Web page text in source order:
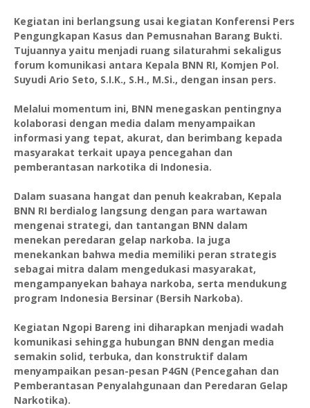
Kegiatan ini berlangsung usai kegiatan Konferensi Pers
Pengungkapan Kasus dan Pemusnahan Barang Bukti.
Tujuannya yaitu menjadi ruang silaturahmi sekaligus
forum komunikasi antara Kepala BNN RI, Komjen Pol.
Suyudi Ario Seto, S.I.K., S.H., M.Si., dengan insan pers.
Melalui momentum ini, BNN menegaskan pentingnya
kolaborasi dengan media dalam menyampaikan
informasi yang tepat, akurat, dan berimbang kepada
masyarakat terkait upaya pencegahan dan
pemberantasan narkotika di Indonesia.
Dalam suasana hangat dan penuh keakraban, Kepala
BNN RI berdialog langsung dengan para wartawan
mengenai strategi, dan tantangan BNN dalam
menekan peredaran gelap narkoba. Ia juga
menekankan bahwa media memiliki peran strategis
sebagai mitra dalam mengedukasi masyarakat,
mengampanyekan bahaya narkoba, serta mendukung
program Indonesia Bersinar (Bersih Narkoba).
Kegiatan Ngopi Bareng ini diharapkan menjadi wadah
komunikasi sehingga hubungan BNN dengan media
semakin solid, terbuka, dan konstruktif dalam
menyampaikan pesan-pesan P4GN (Pencegahan dan
Pemberantasan Penyalahgunaan dan Peredaran Gelap
Narkotika).